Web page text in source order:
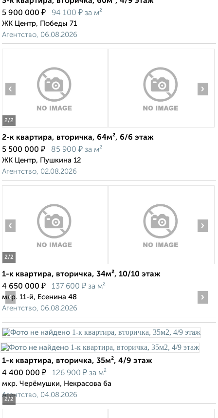
5 900 000 ₽ 94 100 ₽ за м²
ЖК Центр, Победы 71
Агентство, 06.08.2026
2/2
‹ ›
2-к квартира, вторичка, 64м², 6/6 этаж
5 500 000 ₽ 85 900 ₽ за м²
ЖК Центр, Пушкина 12
Агентство, 02.08.2026
2/2
‹ ›
1-к квартира, вторичка, 34м², 10/10 этаж
4 650 000 ₽ 137 600 ₽ за м²
мкр. 11-й, Есенина 48
Агентство, 06.08.2026
2/2
‹ ›
1-к квартира, вторичка, 35м², 4/9 этаж
4 400 000 ₽ 126 900 ₽ за м²
мкр. Черёмушки, Некрасова 6а
Агентство, 04.08.2026